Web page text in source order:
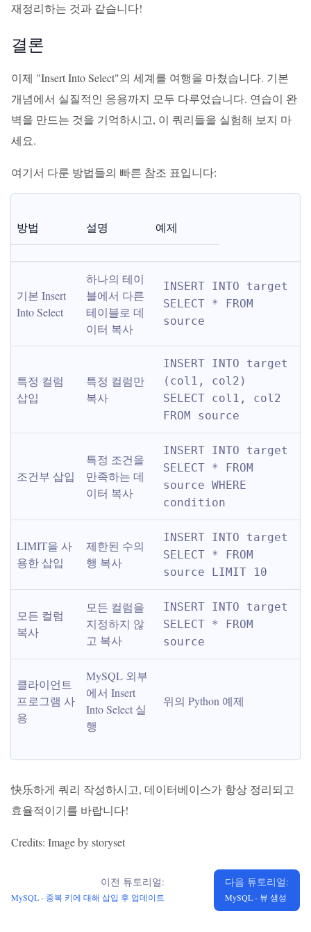
재정리하는 것과 같습니다!
결론
이제 "Insert Into Select"의 세계를 여행을 마쳤습니다. 기본
개념에서 실질적인 응용까지 모두 다루었습니다. 연습이 완
벽을 만드는 것을 기억하시고, 이 쿼리들을 실험해 보지 마
세요.
여기서 다룬 방법들의 빠른 참조 표입니다:
방법 설명 예제
기본 Insert
Into Select
하나의 테이
블에서 다른
테이블로 데
이터 복사
INSERT INTO target
SELECT * FROM
source
특정 컬럼
삽입
특정 컬럼만
복사
INSERT INTO target
(col1, col2)
SELECT col1, col2
FROM source
조건부 삽입
특정 조건을
만족하는 데
이터 복사
INSERT INTO target
SELECT * FROM
source WHERE
condition
LIMIT을 사
용한 삽입
제한된 수의
행 복사
INSERT INTO target
SELECT * FROM
source LIMIT 10
모든 컬럼
복사
모든 컬럼을
지정하지 않
고 복사
INSERT INTO target
SELECT * FROM
source
클라이언트
프로그램 사
용
MySQL 외부
에서 Insert
Into Select 실
행
위의 Python 예제
快乐하게 쿼리 작성하시고, 데이터베이스가 항상 정리되고
효율적이기를 바랍니다!
Credits: Image by storyset
이전 튜토리얼:
MySQL - 중복 키에 대해 삽입 후 업데이트
다음 튜토리얼:
MySQL - 뷰 생성